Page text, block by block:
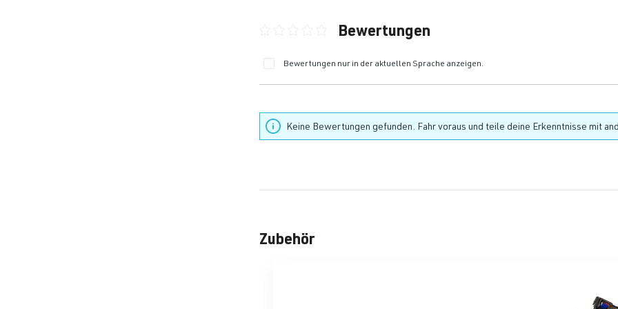
Bewertungen
Bewertungen nur in der aktuellen Sprache anzeigen.
Keine Bewertungen gefunden. Fahr voraus und teile deine Erkenntnisse mit
Produktgalerie überspringen
Zubehör